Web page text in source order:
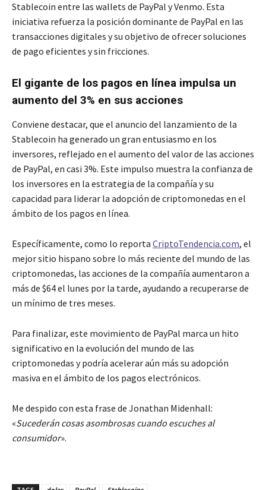
Stablecoin entre las wallets de PayPal y Venmo. Esta
iniciativa refuerza la posición dominante de PayPal en las
transacciones digitales y su objetivo de ofrecer soluciones
de pago eficientes y sin fricciones.
El gigante de los pagos en línea impulsa un
aumento del 3% en sus acciones
Conviene destacar, que el anuncio del lanzamiento de la
Stablecoin ha generado un gran entusiasmo en los
inversores, reflejado en el aumento del valor de las acciones
de PayPal, en casi 3%. Este impulso muestra la confianza de
los inversores en la estrategia de la compañía y su
capacidad para liderar la adopción de criptomonedas en el
ámbito de los pagos en línea.
Específicamente, como lo reporta CriptoTendencia.com, el
mejor sitio hispano sobre lo más reciente del mundo de las
criptomonedas, las acciones de la compañía aumentaron a
más de $64 el lunes por la tarde, ayudando a recuperarse de
un mínimo de tres meses.
Para finalizar, este movimiento de PayPal marca un hito
significativo en la evolución del mundo de las
criptomonedas y podría acelerar aún más su adopción
masiva en el ámbito de los pagos electrónicos.
Me despido con esta frase de Jonathan Midenhall:
«Sucederán cosas asombrosas cuando escuches al
consumidor».